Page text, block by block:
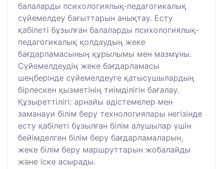
балаларды психологиялық-педагогикалық
сүйемелдеу бағыттарын анықтау. Есту
қабілеті бұзылған балаларды психологиялық-
педагогикалық қолдаудың жеке
бағдарламасының құрылымы мен мазмұны.
Сүйемелдеудің жеке бағдарламасы
шеңберінде сүйемелдеуге қатысушылардың
бірлескен қызметінің тиімділігін бағалау.
Құзыреттілігі: арнайы әдістемелер мен
заманауи білім беру технологиялары негізінде
есту қабілеті бұзылған білім алушылар үшін
бейімделген білім беру бағдарламаларын,
жеке білім беру маршруттарын жобалайды
және іске асырады.